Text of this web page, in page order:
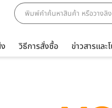
วิธีการสั่งซื้อ ข่าวสารและ